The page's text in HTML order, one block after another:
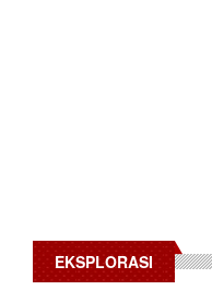
EKSPLORASI